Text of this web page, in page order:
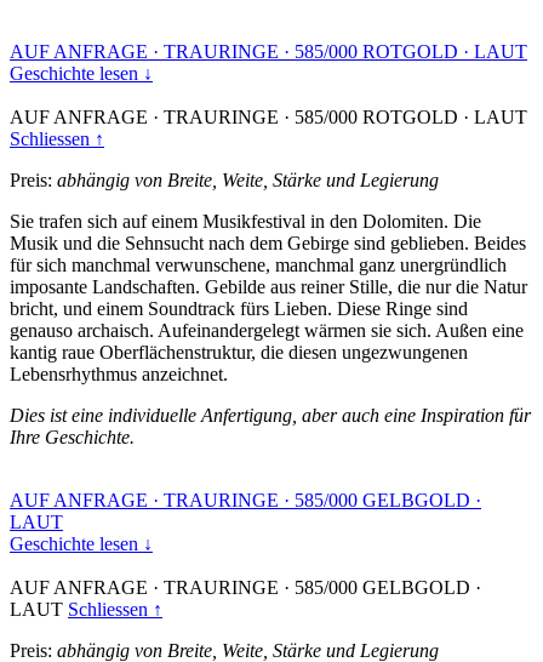
AUF ANFRAGE · TRAURINGE · 585/000 ROTGOLD · LAUT
Geschichte lesen ↓
AUF ANFRAGE · TRAURINGE · 585/000 ROTGOLD · LAUT
Schliessen ↑
Preis: abhängig von Breite, Weite, Stärke und Legierung
Sie trafen sich auf einem Musikfestival in den Dolomiten. Die
Musik und die Sehnsucht nach dem Gebirge sind geblieben. Beides
für sich manchmal verwunschene, manchmal ganz unergründlich
imposante Landschaften. Gebilde aus reiner Stille, die nur die Natur
bricht, und einem Soundtrack fürs Lieben. Diese Ringe sind
genauso archaisch. Aufeinandergelegt wärmen sie sich. Außen eine
kantig raue Oberflächenstruktur, die diesen ungezwungenen
Lebensrhythmus anzeichnet.
Dies ist eine individuelle Anfertigung, aber auch eine Inspiration für
Ihre Geschichte.
AUF ANFRAGE · TRAURINGE · 585/000 GELBGOLD ·
LAUT
Geschichte lesen ↓
AUF ANFRAGE · TRAURINGE · 585/000 GELBGOLD ·
LAUT Schliessen ↑
Preis: abhängig von Breite, Weite, Stärke und Legierung